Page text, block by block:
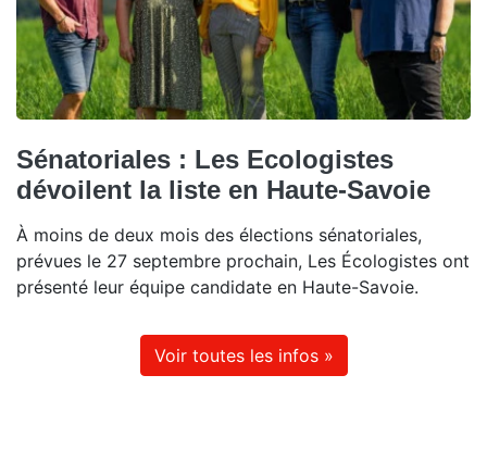
Sénatoriales : Les Ecologistes
dévoilent la liste en Haute-Savoie
À moins de deux mois des élections sénatoriales,
prévues le 27 septembre prochain, Les Écologistes ont
présenté leur équipe candidate en Haute-Savoie.
Voir toutes les infos »